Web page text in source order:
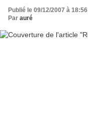
Publié le 09/12/2007 à 18:56
Par auré